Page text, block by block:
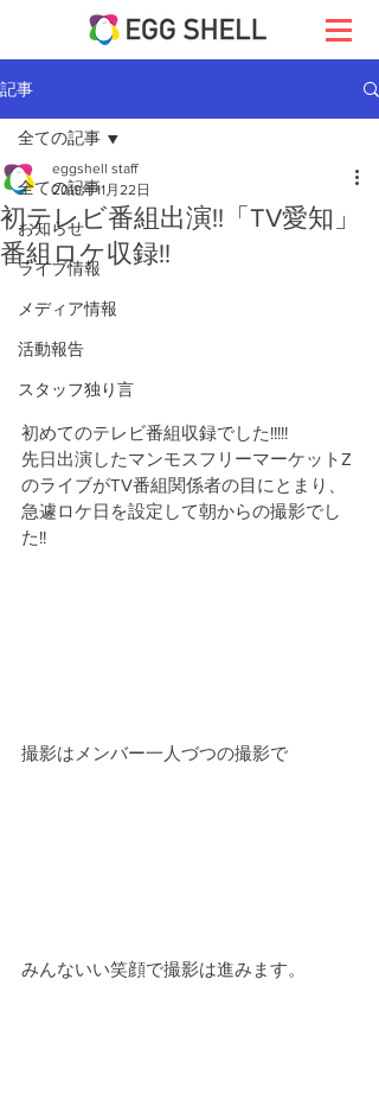
記事
全ての記事
お知らせ
ライブ情報
メディア情報
活動報告
スタッフ独り言
全ての記事
初テレビ番組出演!!「TV愛知」
番組ロケ収録!!
eggshell staff
2019年11月22日
初めてのテレビ番組収録でした!!!!!
先日出演したマンモスフリーマーケットZ
のライブがTV番組関係者の目にとまり、
急遽ロケ日を設定して朝からの撮影でし
た!!
撮影はメンバー一人づつの撮影で
みんないい笑顔で撮影は進みます。